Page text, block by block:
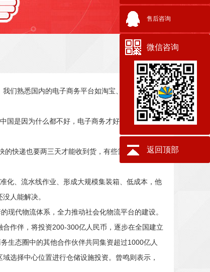
们熟悉国内的电子商务平台如淘宝、拍拍、阿里
是因为什么都不好，电子商务才好做。中国移动
快递也要两三天才能收到货，有些需要更久，更
、流水线作业、形成大规模集装箱、低成本，他
人能解决。
代物流体系，全力推动社会化物流平台的建设。
作伴，将投资200-300亿人民币，逐步在全国建立
生态圈中的其他合作伙伴共同集资超过1000亿人
选择中心位置进行仓储设施投资。曾鸣则表示，
售后咨询
微信咨询
返回顶部